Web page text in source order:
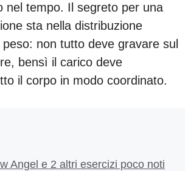
nel tempo. Il segreto per una
sta nella distribuzione
non tutto deve gravare sul
bensì il carico deve
il corpo in modo coordinato.
Angel e 2 altri esercizi poco noti